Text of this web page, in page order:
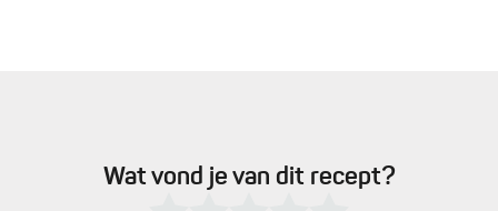
Wat vond je van dit recept?